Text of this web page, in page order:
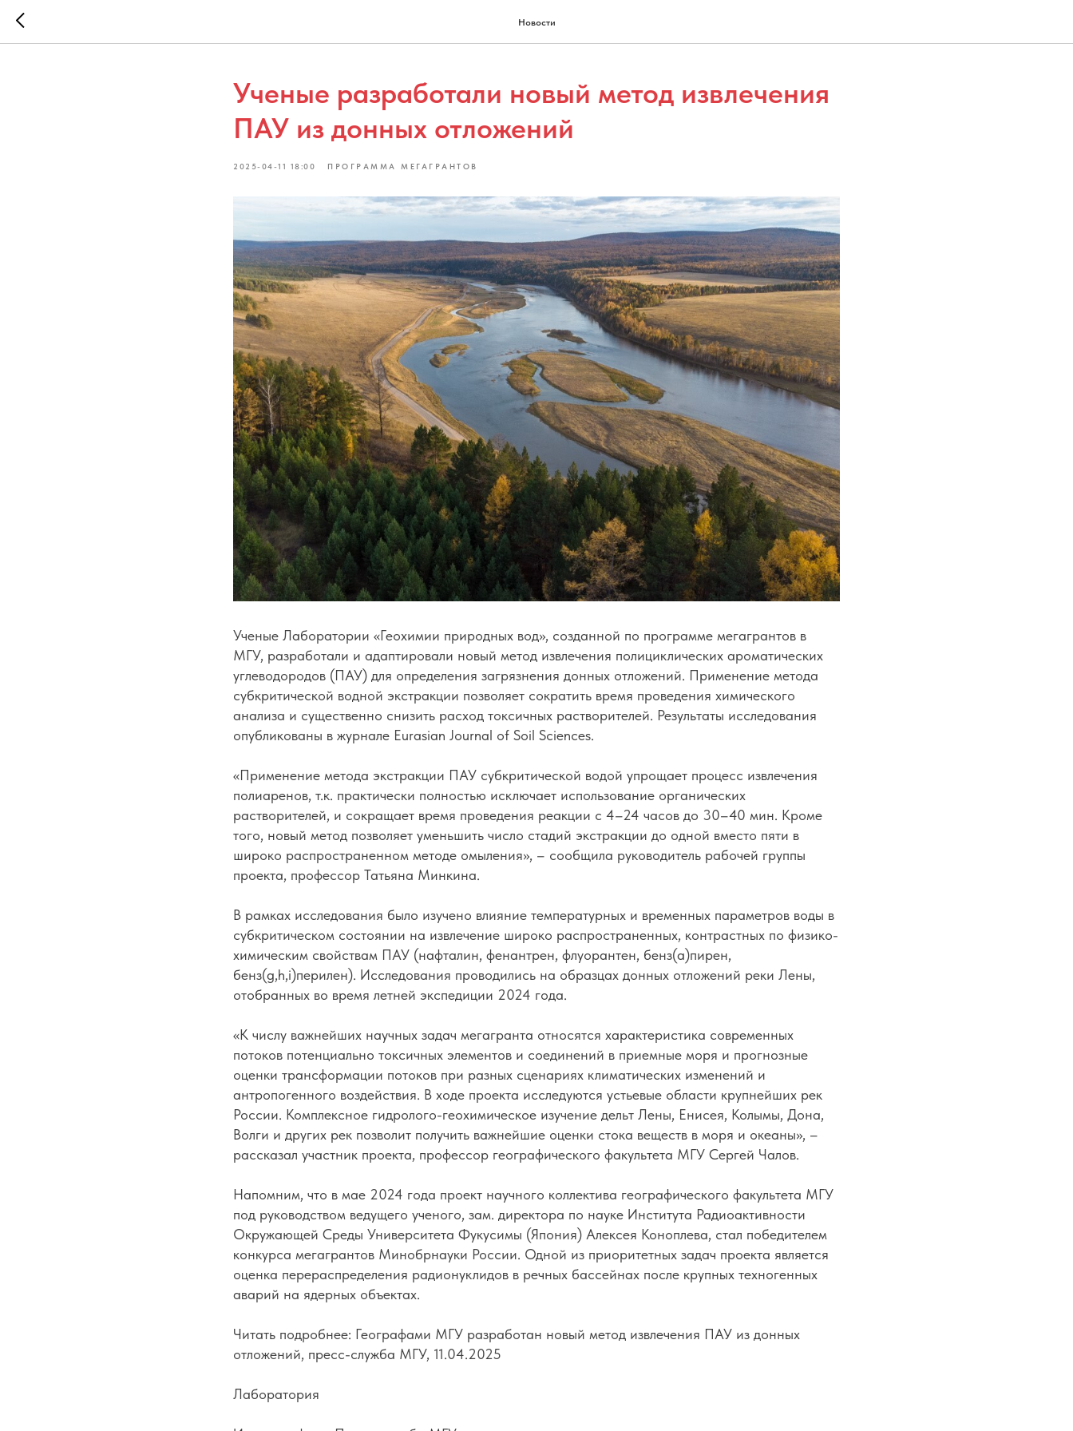
Новости
Ученые разработали новый метод извлечения
ПАУ из донных отложений
2025-04-11 18:00 ПРОГРАММА МЕГАГРАНТОВ
Ученые Лаборатории «Геохимии природных вод», созданной по программе мегагрантов в
МГУ, разработали и адаптировали новый метод извлечения полициклических ароматических
углеводородов (ПАУ) для определения загрязнения донных отложений. Применение метода
субкритической водной экстракции позволяет сократить время проведения химического
анализа и существенно снизить расход токсичных растворителей. Результаты исследования
опубликованы в журнале Eurasian Journal of Soil Sciences.
«Применение метода экстракции ПАУ субкритической водой упрощает процесс извлечения
полиаренов, т.к. практически полностью исключает использование органических
растворителей, и сокращает время проведения реакции с 4–24 часов до 30–40 мин. Кроме
того, новый метод позволяет уменьшить число стадий экстракции до одной вместо пяти в
широко распространенном методе омыления», – сообщила руководитель рабочей группы
проекта, профессор Татьяна Минкина.
В рамках исследования было изучено влияние температурных и временных параметров воды в
субкритическом состоянии на извлечение широко распространенных, контрастных по физико-
химическим свойствам ПАУ (нафталин, фенантрен, флуорантен, бенз(а)пирен,
бенз(g,h,i)перилен). Исследования проводились на образцах донных отложений реки Лены,
отобранных во время летней экспедиции 2024 года.
«К числу важнейших научных задач мегагранта относятся характеристика современных
потоков потенциально токсичных элементов и соединений в приемные моря и прогнозные
оценки трансформации потоков при разных сценариях климатических изменений и
антропогенного воздействия. В ходе проекта исследуются устьевые области крупнейших рек
России. Комплексное гидролого-геохимическое изучение дельт Лены, Енисея, Колымы, Дона,
Волги и других рек позволит получить важнейшие оценки стока веществ в моря и океаны», –
рассказал участник проекта, профессор географического факультета МГУ Сергей Чалов.
Напомним, что в мае 2024 года проект научного коллектива географического факультета МГУ
под руководством ведущего ученого, зам. директора по науке Института Радиоактивности
Окружающей Среды Университета Фукусимы (Япония) Алексея Коноплева, стал победителем
конкурса мегагрантов Минобрнауки России. Одной из приоритетных задач проекта является
оценка перераспределения радионуклидов в речных бассейнах после крупных техногенных
аварий на ядерных объектах.
Читать подробнее: Географами МГУ разработан новый метод извлечения ПАУ из донных
отложений, пресс-служба МГУ, 11.04.2025
Лаборатория